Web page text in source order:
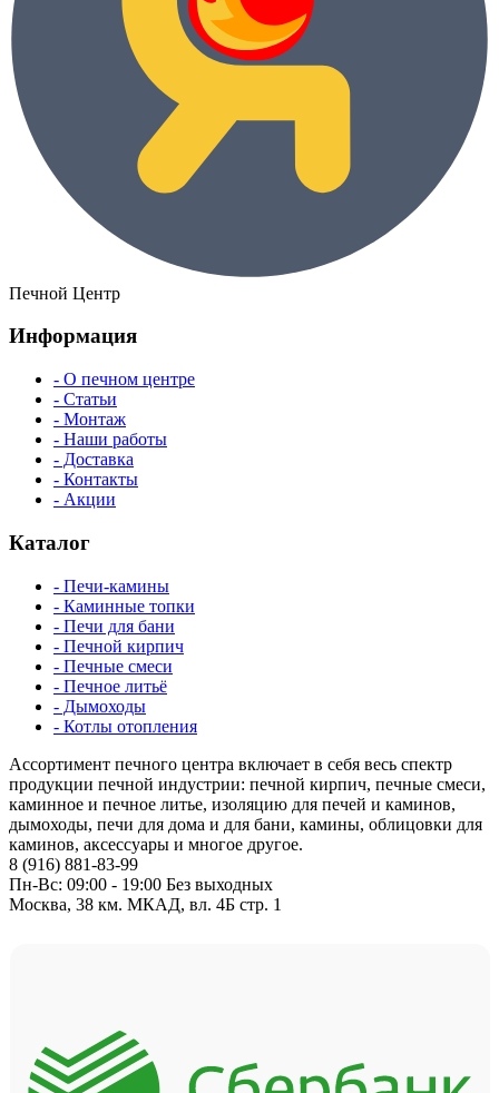
Печной Центр
Информация
- О печном центре
- Статьи
- Монтаж
- Наши работы
- Доставка
- Контакты
- Акции
Каталог
- Печи-камины
- Каминные топки
- Печи для бани
- Печной кирпич
- Печные смеси
- Печное литьё
- Дымоходы
- Котлы отопления
Ассортимент печного центра включает в себя весь спектр
продукции печной индустрии: печной кирпич, печные смеси,
каминное и печное литье, изоляцию для печей и каминов,
дымоходы, печи для дома и для бани, камины, облицовки для
каминов, аксессуары и многое другое.
8 (916) 881-83-99
Пн-Вс: 09:00 - 19:00 Без выходных
Москва, 38 км. МКАД, вл. 4Б стр. 1